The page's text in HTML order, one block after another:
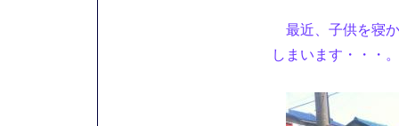
最近、子供を寝
しまいます・・・